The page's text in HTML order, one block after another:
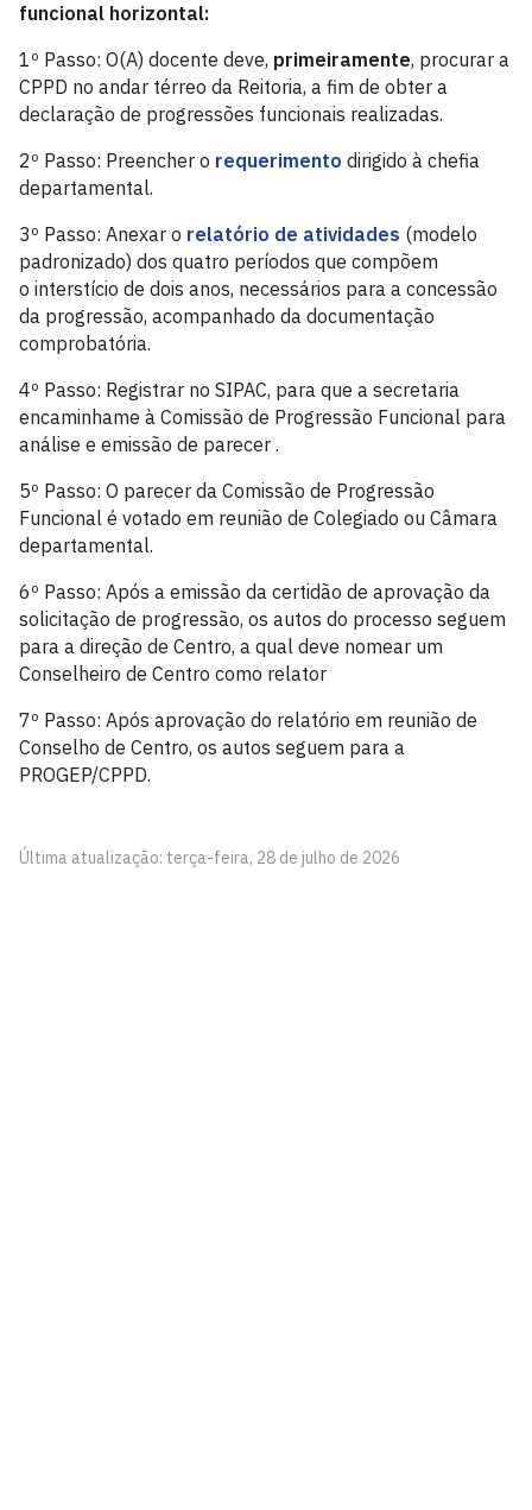
funcional horizontal:
1º Passo: O(A) docente deve, primeiramente, procurar a
CPPD no andar térreo da Reitoria, a fim de obter a
declaração de progressões funcionais realizadas.
2º Passo: Preencher o requerimento dirigido à chefia
departamental.
3º Passo: Anexar o relatório de atividades (modelo
padronizado) dos quatro períodos que compõem
o interstício de dois anos, necessários para a concessão
da progressão, acompanhado da documentação
comprobatória.
4º Passo: Registrar no SIPAC, para que a secretaria
encaminhame à Comissão de Progressão Funcional para
análise e emissão de parecer .
5º Passo: O parecer da Comissão de Progressão
Funcional é votado em reunião de Colegiado ou Câmara
departamental.
6º Passo: Após a emissão da certidão de aprovação da
solicitação de progressão, os autos do processo seguem
para a direção de Centro, a qual deve nomear um
Conselheiro de Centro como relator
7º Passo: Após aprovação do relatório em reunião de
Conselho de Centro, os autos seguem para a
PROGEP/CPPD.
Última atualização: terça-feira, 28 de julho de 2026